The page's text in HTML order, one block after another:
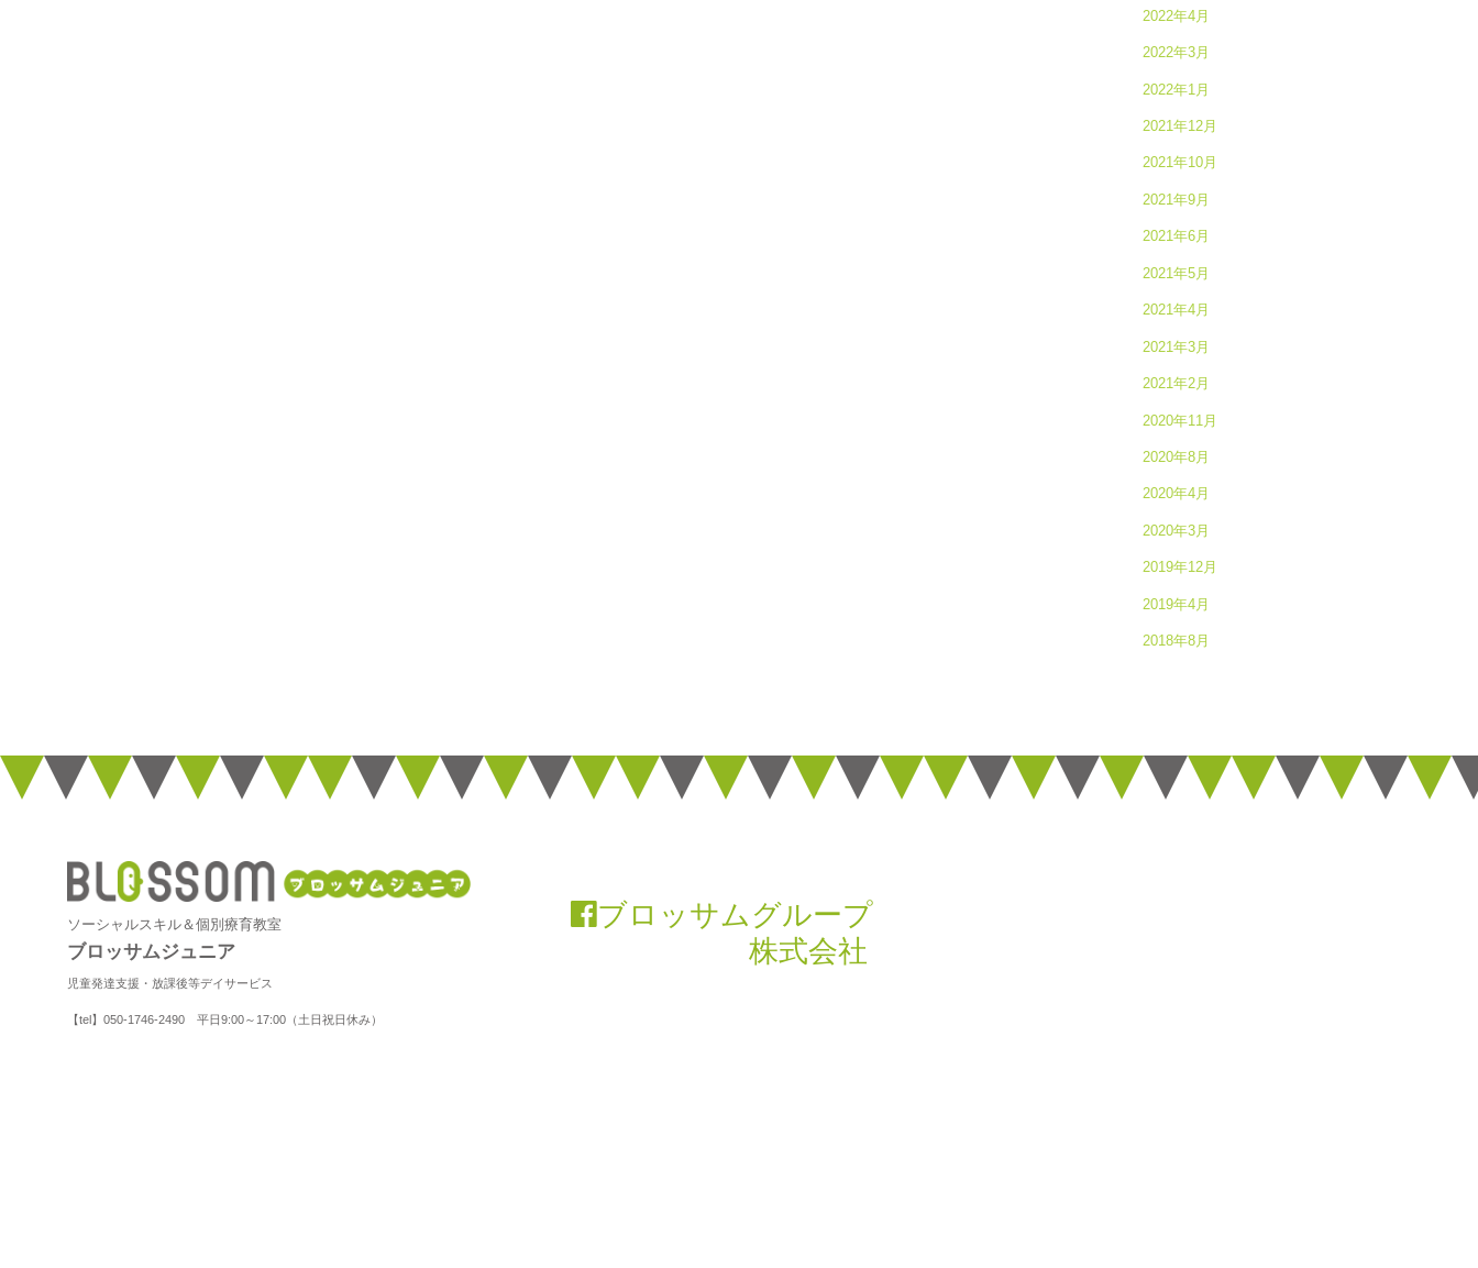
2022年4月
2022年3月
2022年1月
2021年12月
2021年10月
2021年9月
2021年6月
2021年5月
2021年4月
2021年3月
2021年2月
2020年11月
2020年8月
2020年4月
2020年3月
2019年12月
2019年4月
2018年8月
ソーシャルスキル＆個別療育教室
ブロッサムジュニア
児童発達支援・放課後等デイサービス
【tel】050-1746-2490 平日9:00～17:00（土日祝日休み）
ブロッサムグループ
株式会社